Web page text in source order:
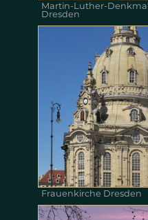
Martin-Luther-
Dresden
Frauenkirche Dresden